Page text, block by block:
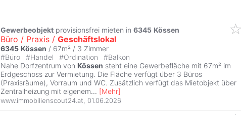
Gewerbeobjekt provisionsfrei mieten in 6345 Kössen
Büro / Praxis / Geschäftslokal
6345 Kössen / 67m² / 3 Zimmer
#Büro #Handel #Ordination #Balkon
Nahe Dorfzentrum von Kössen steht eine Gewerbefläche mit 67m² im
Erdgeschoss zur Vermietung. Die Fläche verfügt über 3 Büros
(Praxisräume), Vorraum und WC. Zusätzlich verfügt das Mietobjekt über
Zentralheizung mit eigenem... [Mehr]
www.immobilienscout24.at, 01.06.2026